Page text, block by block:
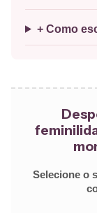
+ Como
Selecione o